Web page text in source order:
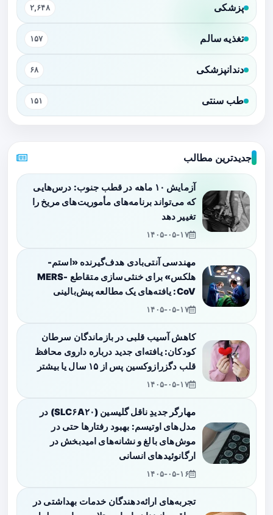
پزشکی ۲,۶۴۸
تغذیه سالم ۱۵۷
دندانپزشکی ۶۸
طب سنتی ۱۵۱
جدیدترین مطالب
آزمایش ۱۰ ماهه در قطب جنوب: درس‌هایی
که می‌تواند برنامه‌های مأموریت‌های مریخ را
تغییر دهد
۱۴۰۵-۰۵-۱۷
مهندسی آنتی‌بادی هدف‌گیرنده «استم-
هلکس» برای خنثی‌سازی متقاطع MERS-
CoV: یافته‌های یک مطالعه پیش‌بالینی
۱۴۰۵-۰۵-۱۷
کاهش آسیب قلبی در بازماندگان سرطان
کودکان: یافته‌ای جدید درباره داروی محافظ
قلب دگزرازوکسین پس از ۱۵ سال یا بیشتر
۱۴۰۵-۰۵-۱۷
مهارگر جدیدِ ناقل گلیسین (SLC۶A۲۰) در
مدل‌های اوتیسم: بهبود رفتارها حتی در
موش‌های بالغ و نشانه‌های امیدبخش در
ارگانوئیدهای انسانی
۱۴۰۵-۰۵-۱۶
تجربه‌های ارائه‌دهندگان خدمات بهداشتی در